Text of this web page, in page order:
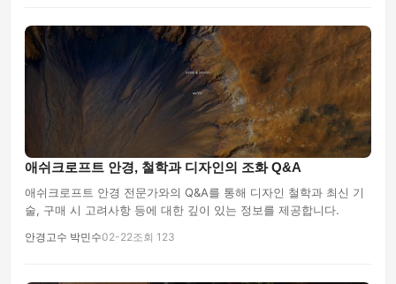
애쉬크로프트 안경, 철학과 디자인의 조화 Q&A
애쉬크로프트 안경 전문가와의 Q&A를 통해 디자인 철학과 최신 기
술, 구매 시 고려사항 등에 대한 깊이 있는 정보를 제공합니다.
안경고수 박민수02-22조회 123